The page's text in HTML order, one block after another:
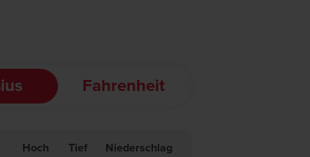
Fahrenheit
Hoch Tief Niederschlag